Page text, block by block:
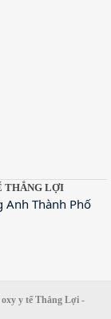
THẮNG LỢI
Anh Thành Phố
y tế Thắng Lợi-